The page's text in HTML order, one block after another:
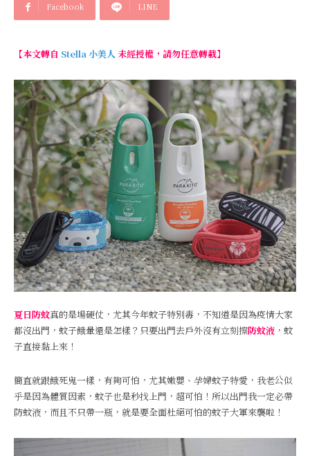
Facebook LINE
【本文轉自 Stella 小美人未經授權，請勿任意轉載】
夏日防蚊真的是場硬仗，尤其今年蚊子特別毒，不知道是因為疫情大家
都沒出門，蚊子餓暈還是怎樣？只要出門去戶外沒有立刻擦防蚊液 ，蚊
子直接黏上來！
簡直就跟餓死鬼一樣，有夠可怕，尤其嫩嬰、孕婦蚊子特愛，我老公似
乎是因為體質因素，蚊子也是秒找上門，超可怕！所以出門我一定必帶
防蚊液，而且不只帶一瓶，就是要全面杜絕可怕的蚊子大軍來襲啦！